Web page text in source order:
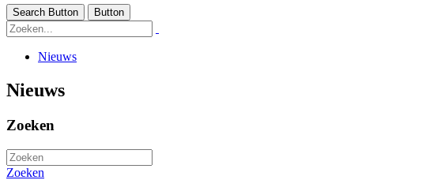
Search Button Button
Nieuws
Nieuws
Zoeken
Zoeken